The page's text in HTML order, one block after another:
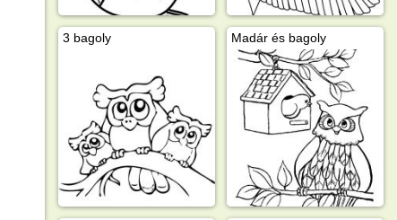
3 bagoly Madár és bagoly